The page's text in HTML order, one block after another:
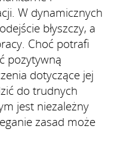
W dynamicznych
błyszczy, a
Choć potrafi
pozytywną
dotyczące jej
do trudnych
jest niezależny
zasad może